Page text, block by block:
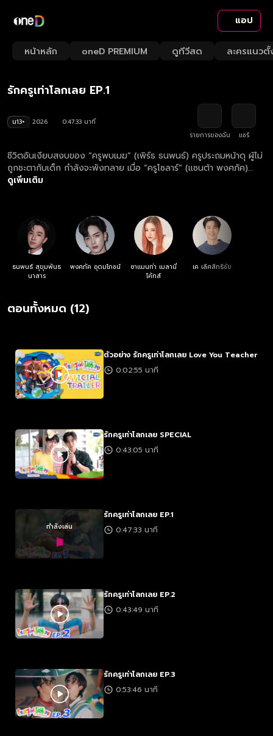
แอป
หน้าหลัก oneD PREMIUM ดูทีวีสด ละครแนวตั้
Loaded:
2.09%
Rate
รักครูเท่าโลกเลย EP.1
น13+ 2026
0:47:33 นาที
รายการของฉัน
แชร์
ชีวิตอันเงียบสงบของ “ครูพบเมฆ” (เพิร์ธ ธนพนธ์) ครูประถมหน้าดุ ผู้ไม่
ถูกชะตากับเด็ก กำลังจะพังทลาย เมื่อ “ครูโซลาร์” (แซนต้า พงศภัค)
แฟนหนุ่มผู้สดใส ประสบอุบัติเหตุจนสมองรีเซ็ต กลับไปเป็นเด็กเจ็ดขวบใน
ฐานะครูไฟแรงครบเครื่อง มาคอยเปรียบเทียบให้ชีวิตครูพบเมฆดูแย่ จน
“ครูสดชื่น” (แซมมี่ ซาแมนท่า) รักษาการผู้อำนวยการโรงเรียน อดเป็น
ห่วงไม่ได้ว่า ทั้งชีวิตครูและความรักของครูพบเมฆจะยังไปรอดหรือไม่
ความรักครั้งนี้จะพังไม่เป็นท่า หรือจะกลายเป็นบทเรียนที่แสนอบอุ่นที่สุดใน
ชีวิตของครูคนหนึ่งกัน! มาเอาใจช่วยพวกเขาไปด้วยกัน
ดูเพิ่มเติม
ธนพนธ์ สุขุมพันธ
นาสาร
พงศภัค อุดมโภชน์
ซาแมนท่า เมลานี่
โค้ทส์
เค เลิศสิทธิชัย
ตอนทั้งหมด (12)
ตัวอย่าง รักครูเท่าโลกเลย Love You Teacher
0:02:55 นาที
รักครูเท่าโลกเลย SPECIAL
0:43:05 นาที
กำลังเล่น
รักครูเท่าโลกเลย EP.1
0:47:33 นาที
รักครูเท่าโลกเลย EP.2
0:43:49 นาที
รักครูเท่าโลกเลย EP.3
0:53:46 นาที